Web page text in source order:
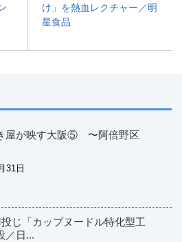
け」を熱血レクチャー／明
星食品
屋が映す大阪⑤ 〜阿倍野区
31日
じ「カップヌードル特化型工
／日...